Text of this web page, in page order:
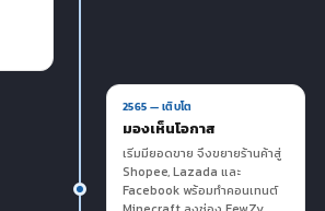
2565 — เติบโต
มองเห็นโอกาส
เริ่มมียอดขาย จึงขยายร้านค้าสู่
Shopee, Lazada และ
Facebook พร้อมทำคอนเทนต์